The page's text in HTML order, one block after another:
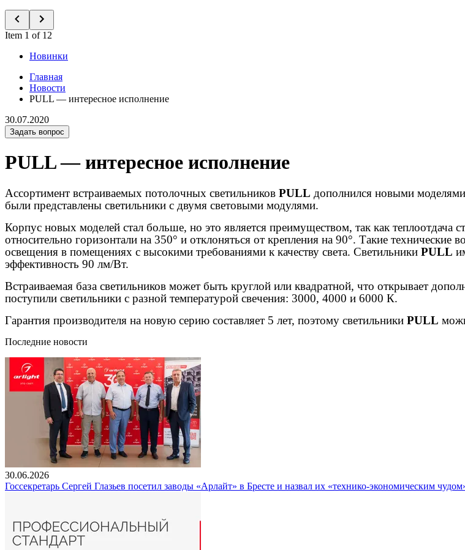
Item 1 of 12
Новинки
Главная
Новости
PULL — интересное исполнение
30.07.2020
Задать вопрос
PULL — интересное исполнение
Ассортимент встраиваемых потолочных светильников PULL дополнился новыми
были представлены светильники с двумя световыми модулями.
Корпус новых моделей стал больше, но это является преимуществом, так как теплоотдача
относительно горизонтали на 350° и отклоняться от крепления на 90°. Такие
освещения в помещениях с высокими требованиями к качеству света. Светильники PULL
эффективность 90 лм/Вт.
Встраиваемая база светильников может быть круглой или квадратной, что открывает
поступили светильники с разной температурой свечения: 3000, 4000 и 6000 К.
Гарантия производителя на новую серию составляет 5 лет, поэтому светильники PULL
Последние новости
30.06.2026
Госсекретарь Сергей Глазьев посетил заводы «Арлайт» в Бресте и назвал их «технико-экономическим